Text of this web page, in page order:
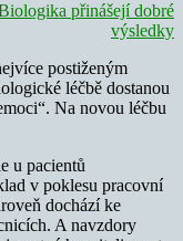
přinášejí dobré
výsledky
postiženým
léčbě dostanou
Na novou léčbu
u pacientů
v poklesu pracovní
dochází ke
A navzdory